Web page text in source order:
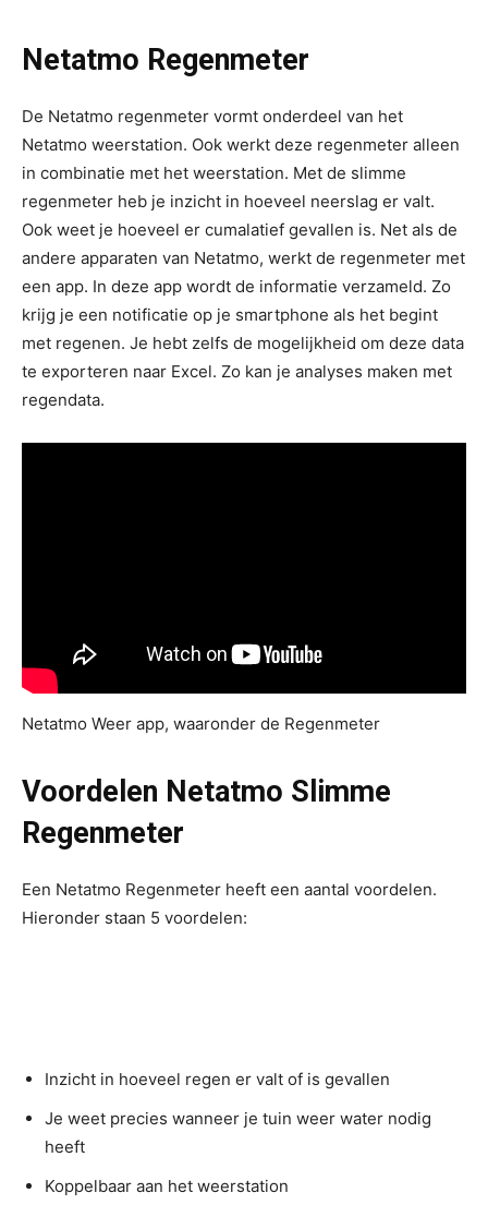
Netatmo Regenmeter
De Netatmo regenmeter vormt onderdeel van het
Netatmo weerstation. Ook werkt deze regenmeter alleen
in combinatie met het weerstation. Met de slimme
regenmeter heb je inzicht in hoeveel neerslag er valt.
Ook weet je hoeveel er cumalatief gevallen is. Net als de
andere apparaten van Netatmo, werkt de regenmeter met
een app. In deze app wordt de informatie verzameld. Zo
krijg je een notificatie op je smartphone als het begint
met regenen. Je hebt zelfs de mogelijkheid om deze data
te exporteren naar Excel. Zo kan je analyses maken met
regendata.
Netatmo Weer app, waaronder de Regenmeter
Voordelen Netatmo Slimme
Regenmeter
Een Netatmo Regenmeter heeft een aantal voordelen.
Hieronder staan 5 voordelen:
Inzicht in hoeveel regen er valt of is gevallen
Je weet precies wanneer je tuin weer water nodig
heeft
Koppelbaar aan het weerstation